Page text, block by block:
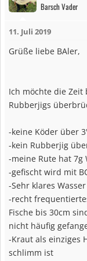
Barsch Vader
11. Juli 2019
Grüße liebe BAler,
Ich möchte die Zeit
Rubberjigs
-keine Köder über
-kein Rubberjig
-meine Rute hat 7g
-gefischt wird mit
-Sehr klares
-recht
Fische bis 30cm
nicht häufig
-Kraut als einziges
schlimm ist